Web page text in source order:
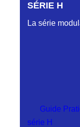
Aucune pièce
SÉRIE H
La série
Guide
série H